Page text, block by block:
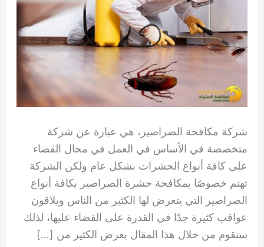
شركة مكافحة الصراصير، هي عبارة عن شركة
متخصصة في الأساس في العمل في مجال القضاء
على كافة أنواع الحشرات بشكل عام ولكن الشركة
تهتم خصوصًا بمكافحة حشرة الصراصير بكافة أنواع
الصراصير التي يتعرض لها الكثير من الناس ويلاقون
عواقب كثيرة جدًا في القدرة على القضاء عليها، لذلك
سنقوم من خلال هذا المقال بعرض الكثير من […]